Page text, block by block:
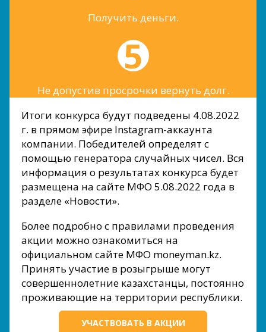
Получить деньги.
Не допустив просрочки вернуть долг.
Итоги конкурса будут подведены 4.08.2022
г. в прямом эфире Instagram-аккаунта
компании. Победителей определят с
помощью генератора случайных чисел. Вся
информация о результатах конкурса будет
размещена на сайте МФО 5.08.2022 года в
разделе «Новости».
Более подробно с правилами проведения
акции можно ознакомиться на
официальном сайте МФО moneyman.kz.
Принять участие в розыгрыше могут
совершеннолетние казахстанцы, постоянно
проживающие на территории республики.
УЧАСТВОВАТЬ В АКЦИИ